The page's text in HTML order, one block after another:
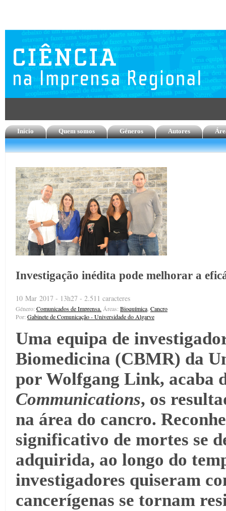
Início Quem somos Géneros Autores
Investigação inédita pode melhorar a
10 Mar 2017 - 13h27 - 2.511 caracteres
Género: Comunicados de Imprensa. Áreas: Bioquímica Cancro
Por: Gabinete de Comunicação - Universidade do Algarve
Uma equipa de
Biomedicina (CBMR) da
por Wolfgang Link, acaba
Communications, os
na área do cancro.
significativo de mortes se
adquirida, ao longo do
investigadores quiseram
cancerígenas se tornam